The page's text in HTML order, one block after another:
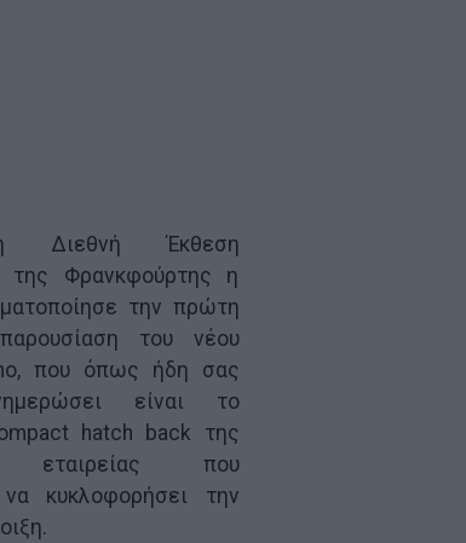
Διεθνή Έκθεση
της Φρανκφούρτης η
την πρώτη
του νέου
που όπως ήδη σας
είναι το
hatch back της
εταιρείας που
να κυκλοφορήσει την